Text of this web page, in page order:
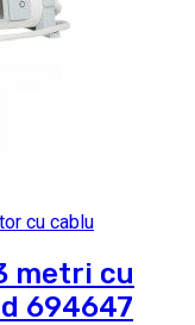
cu cablu
metri cu
694647